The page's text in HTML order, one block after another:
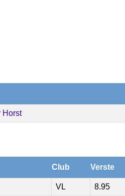
Horst
Club Verste
VL 8.95